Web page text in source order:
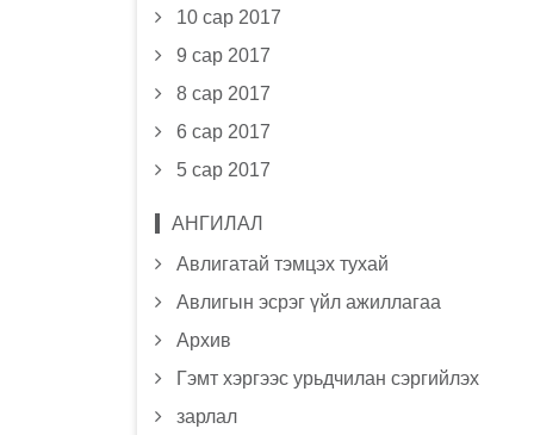
10 сар 2017
9 сар 2017
8 сар 2017
6 сар 2017
5 сар 2017
АНГИЛАЛ
Авлигатай тэмцэх тухай
Авлигын эсрэг үйл ажиллагаа
Архив
Гэмт хэргээс урьдчилан сэргийлэх
зарлал